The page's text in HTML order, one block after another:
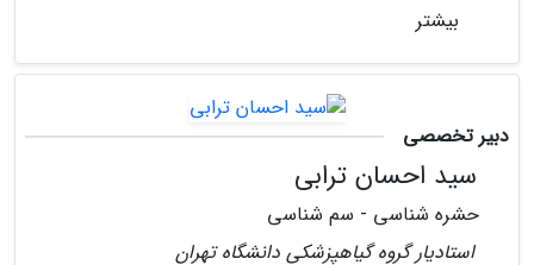
بیشتر
دبیر تخصصی
سید احسان ترابی
حشره شناسی - سم شناسی
استادیار گروه گیاهپزشکی دانشگاه تهران